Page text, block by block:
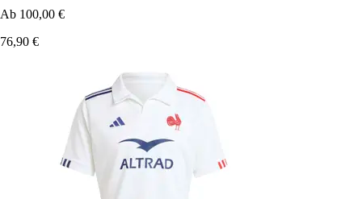
Ab 100,00 €
76,90 €